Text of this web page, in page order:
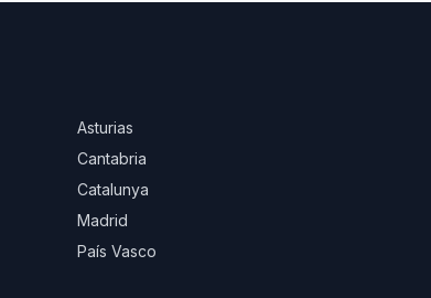
Asturias
Cantabria
Catalunya
Madrid
País Vasco